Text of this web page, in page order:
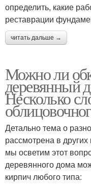
определить, какие
реставрации
читать дальше →
Можно ли
деревянный
Несколько
Детально тема о
рассмотрена в
мы осветим этот
деревянного дома
кирпич любого типа: